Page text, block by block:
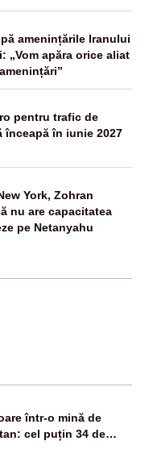
amenințările Iranului
„Vom apăra orice aliat
pentru trafic de
în iunie 2027
York, Zohran
nu are capacitatea
pe Netanyahu
într-o mină de
cel puțin 34 de